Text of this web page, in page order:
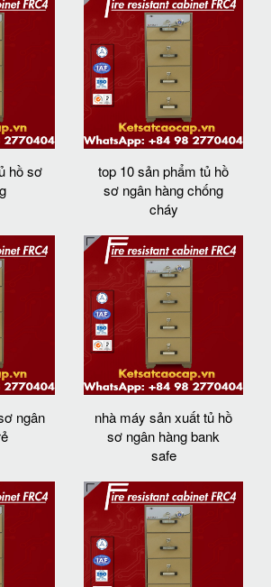
hồ sơ
top 10 sản phẩm tủ hồ
sơ ngân hàng chống
cháy
ngân
nhà máy sản xuất tủ hồ
sơ ngân hàng bank
safe